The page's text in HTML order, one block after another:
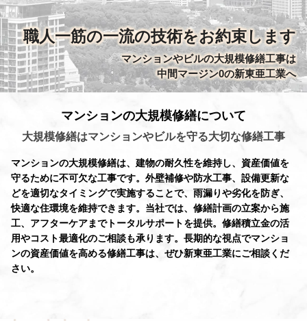
職人一筋の一流の技術をお約束します
マンションやビルの大規模修繕工事は
中間マージン0の新東亜工業へ
マンションの大規模修繕について
大規模修繕はマンションやビルを守る大切な修繕工事
マンションの大規模修繕は、建物の耐久性を維持し、資産価値を
守るために不可欠な工事です。外壁補修や防水工事、設備更新な
どを適切なタイミングで実施することで、雨漏りや劣化を防ぎ、
快適な住環境を維持できます。当社では、修繕計画の立案から施
工、アフターケアまでトータルサポートを提供。修繕積立金の活
用やコスト最適化のご相談も承ります。長期的な視点でマンショ
ンの資産価値を高める修繕工事は、ぜひ新東亜工業にご相談くだ
さい。